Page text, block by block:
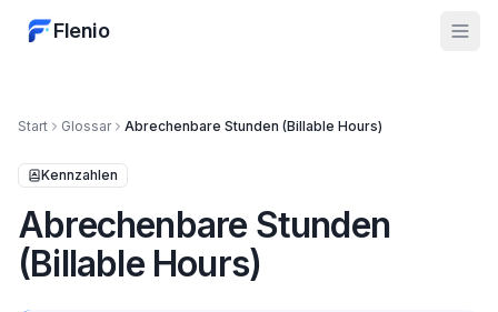
Flenio
Start Glossar Abrechenbare Stunden (Billable Hours)
Kennzahlen
Abrechenbare Stunden
(Billable Hours)